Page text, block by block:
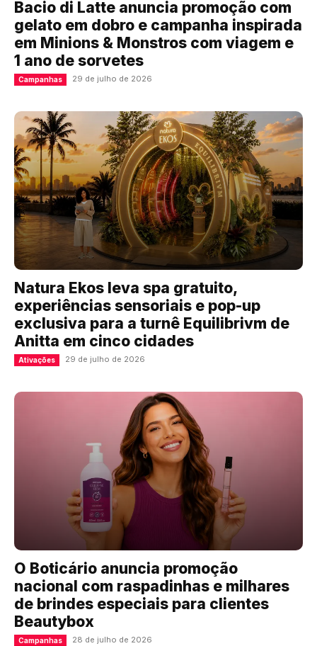
Bacio di Latte anuncia promoção com
gelato em dobro e campanha inspirada
em Minions & Monstros com viagem e
1 ano de sorvetes
Campanhas 29 de julho de 2026
Natura Ekos leva spa gratuito,
experiências sensoriais e pop-up
exclusiva para a turnê Equilibrivm de
Anitta em cinco cidades
Ativações 29 de julho de 2026
O Boticário anuncia promoção
nacional com raspadinhas e milhares
de brindes especiais para clientes
Beautybox
Campanhas 28 de julho de 2026